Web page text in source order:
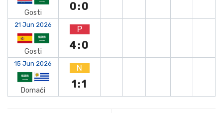
Gosti
0:0
21 Jun 2026
Gosti
P
4:0
15 Jun 2026
Domači
N
1:1